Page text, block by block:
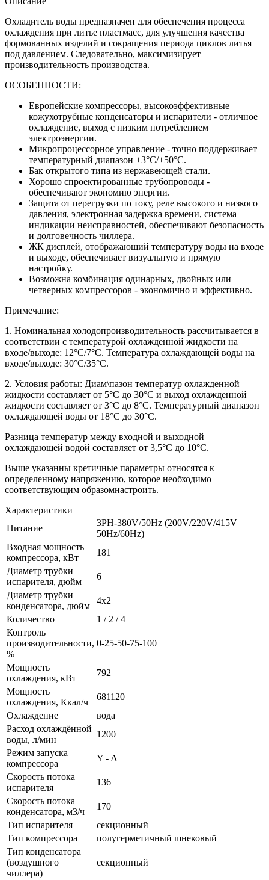
Охладитель воды предназначен для обеспечения процесса
охлаждения при литье пластмасс, для улучшения качества
формованных изделий и сокращения периода циклов литья
под давлением. Следовательно, максимизирует
производительность производства.
ОСОБЕННОСТИ:
Европейские компрессоры, высокоэффективные
кожухотрубные конденсаторы и испарители - отличное
охлаждение, выход с низким потреблением
электроэнергии.
Микропроцессорное управление - точно поддерживает
температурный диапазон +3°С/+50°С.
Бак открытого типа из нержавеющей стали.
Хорошо спроектированные трубопроводы -
обеспечивают экономию энергии.
Защита от перегрузки по току, реле высокого и низкого
давления, электронная задержка времени, система
индикации неисправностей, обеспечивают безопасность
и долговечность чиллера.
ЖК дисплей, отображающий температуру воды на входе
и выходе, обеспечивает визуальную и прямую
настройку.
Возможна комбинация одинарных, двойных или
четверных компрессоров - экономично и эффективно.
Примечание:
1. Номинальная холодопроизводительность рассчитывается в
соответствии с температурой охлажденной жидкости на
входе/выходе: 12°С/7°С. Температура охлаждающей воды на
входе/выходе: 30°С/35°С.
2. Условия работы: Диам\пазон температур охлажденной
жидкости составляет от 5°С до 30°С и выход охлажденной
жидкости составляет от 3°С до 8°С. Температурный диапазон
охлаждающей воды от 18°С до 30°С.
Разница температур между входной и выходной
охлаждающей водой составляет от 3,5°С до 10°С.
Выше указанны кретичные параметры относятся к
определенному напряжению, которое необходимо
соответствующим образомнастроить.
Характеристики
Питание
3PH-380V/50Hz (200V/220V/415V
50Hz/60Hz)
Входная мощность
компрессора, кВт
181
Диаметр трубки
испарителя, дюйм
6
Диаметр трубки
конденсатора, дюйм
4х2
Количество
1 / 2 / 4
Контроль
производительности,
%
0-25-50-75-100
Мощность
охлаждения, кВт
792
Мощность
охлаждения, Ккал/ч
681120
Охлаждение
вода
Расход охлаждённой
воды, л/мин
1200
Режим запуска
компрессора
Y - ∆
Скорость потока
испарителя
136
Скорость потока
конденсатора, м3/ч
170
Тип испарителя
секционный
Тип компрессора
полугерметичный шнековый
Тип конденсатора
(воздушного
чиллера)
секционный